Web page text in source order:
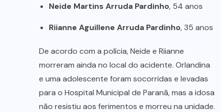
Neide Martins Arruda Pardinho, 54 anos
Riianne Aguillene Arruda Pardinho, 35 anos
De acordo com a polícia, Neide e Riianne
morreram ainda no local do acidente. Orlandina
e uma adolescente foram socorridas e levadas
para o Hospital Municipal de Paranã, mas a idosa
não resistiu aos ferimentos e morreu na unidade.